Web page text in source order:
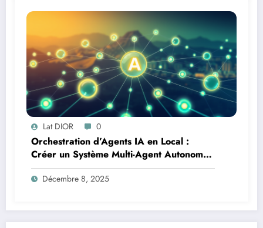
Lat DIOR 0
Orchestration d’Agents IA en Local :
Créer un Système Multi-Agent Autonome
avec TinyLlama
Décembre 8, 2025